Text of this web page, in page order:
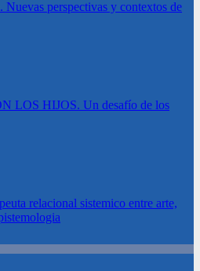
Nuevas perspectivas y contextos de
LOS HIJOS. Un desafío de los
relacional sistemico entre arte,